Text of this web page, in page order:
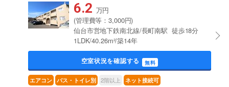
6.2 万円
(管理費等：3,000円)
仙台市営地下鉄南北線/長町南駅 徒歩18分
1LDK/40.26m²/築14年
空室状況を確認する 無料
エアコン バス・トイレ別 2階以上 ネット接続可